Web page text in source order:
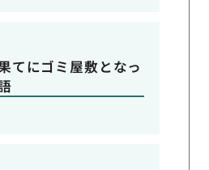
てにゴミ屋敷となっ